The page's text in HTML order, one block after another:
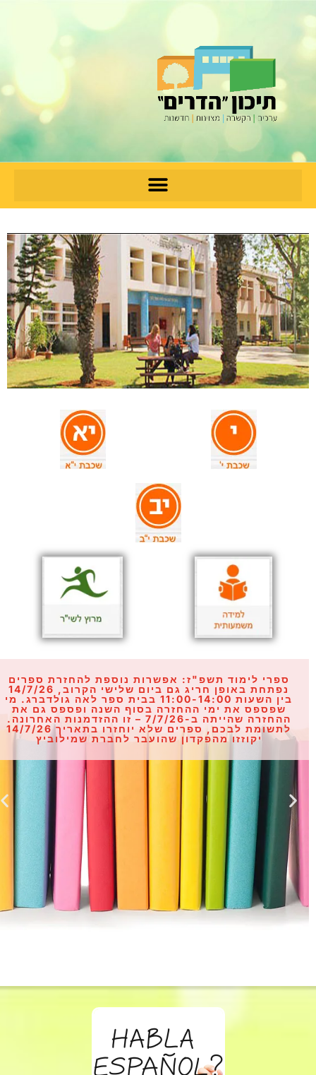
ספרי לימוד תשפ"ז: אפשרות נוספת להחזרת ספרים
נפתחת באופן חריג גם ביום שלישי הקרוב, 14/7/26
בין השעות 11:00-14:00 בבית ספר לאה גולדברג. מי
שפספס את ימי ההחזרה בסוף השנה ופספס גם את
ההחזרה שהייתה ב-7/7/26 – זו ההזדמנות האחרונה.
לתשומת לבכם, ספרים שלא יוחזרו בתאריך 14/7/26
יקוזזו מהפקדון שהועבר לחברת שמילוביץ